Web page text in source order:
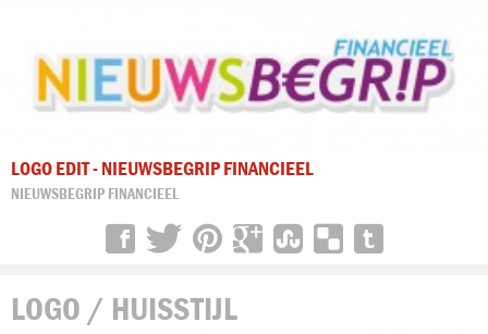
LOGO EDIT - NIEUWSBEGRIP FINANCIEEL
NIEUWSBEGRIP FINANCIEEL
LOGO / HUISSTIJL